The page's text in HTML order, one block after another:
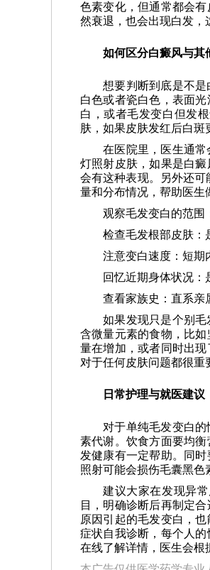
色素变化，但通常都会
然衰退，也会出现白发，
如何区分白癜风与其
想要判断到底是不
白色或者瓷白色，表面
白，或者毛发变白但发
肤，如果皮肤发红后白斑
在医院里，医生通常
灯照射皮肤，如果是白
会有这种表现。另外还可
量和分布情况，帮助医生
观察毛发变白的范围
检查毛发根部皮肤：
注意变白速度：短期
回忆近期身体状况：
查看家族史：直系亲
如果发现只是个别
含微量元素的食物，比
量在增加，或者同时出
对于任何皮肤问题都很重
日常护理与就医建议
对于单纯毛发变白
素代谢。饮食方面要均
发健康有一定帮助。同
照射可能会损伤毛囊黑色
建议大家在发现异
目，明确诊断后再制定
原因引起的毛发变白，
症状自我诊断，每个人
在线了解详情，医生会根